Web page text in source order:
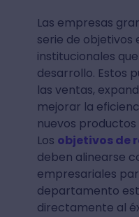
Las empresas
serie de objetivos
institucionales
desarrollo. Estos
las ventas,
mejorar la
nuevos
Los objetivos de
deben alinearse
empresariales
departamento
directamente al